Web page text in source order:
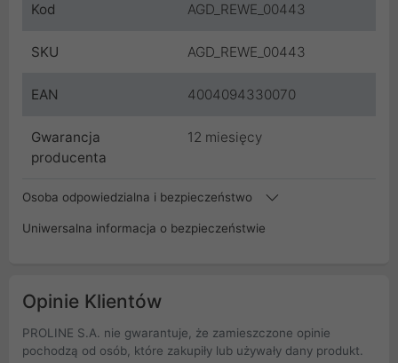
Kod AGD_REWE_00443
SKU AGD_REWE_00443
EAN 4004094330070
Gwarancja
producenta
12 miesięcy
Osoba odpowiedzialna i bezpieczeństwo
Uniwersalna informacja o bezpieczeństwie
Opinie Klientów
PROLINE S.A. nie gwarantuje, że zamieszczone opinie
pochodzą od osób, które zakupiły lub używały dany produkt.